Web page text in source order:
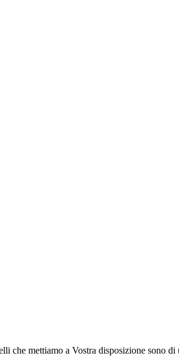
mettiamo a Vostra disposizione sono di